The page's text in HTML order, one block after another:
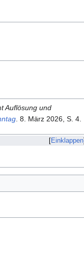
Auflösung und
. 8. März 2026, S. 4.
Einklappen